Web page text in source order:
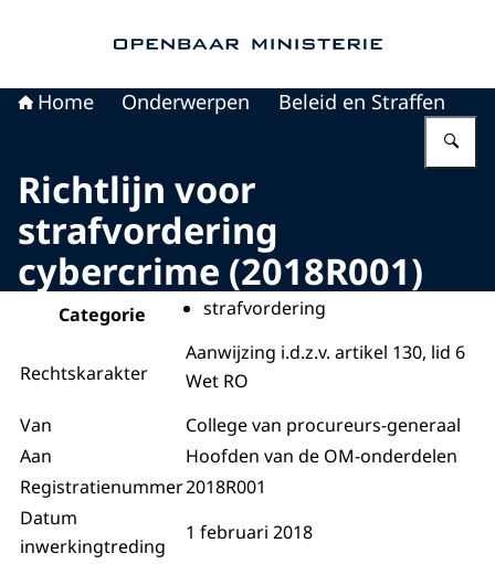
Home Onderwerpen Beleid en Straffen
Richtlijn voor
strafvordering
cybercrime (2018R001)
Categorie strafvordering
Rechtskarakter
Aanwijzing i.d.z.v. artikel 130, lid 6
Wet RO
Van
College van procureurs-generaal
Aan
Hoofden van de OM-onderdelen
Registratienummer2018R001
Datum
inwerkingtreding
1 februari 2018